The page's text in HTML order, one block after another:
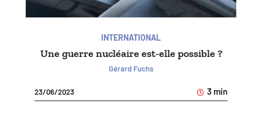
INTERNATIONAL
Une guerre nucléaire est-elle possible ?
Gérard Fuchs
23/06/2023 3 min